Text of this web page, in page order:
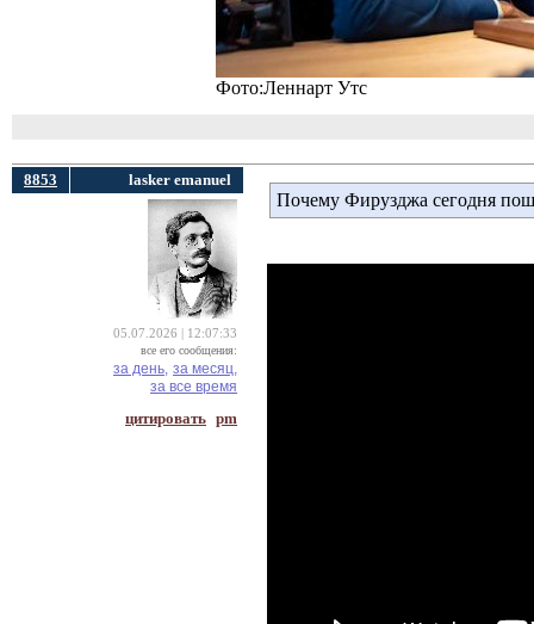
Фото:Леннарт Утс
8853 lasker emanuel
05.07.2026 | 12:07:33
все его сообщения:
за день, за месяц,
за все время
цитировать pm
Почему Фирузджа сегодня